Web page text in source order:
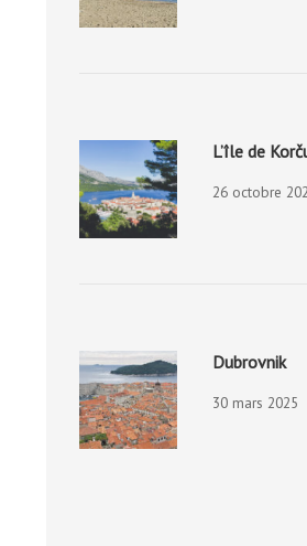
L’île de
26 octobre
Dubrovnik
30 mars 2025